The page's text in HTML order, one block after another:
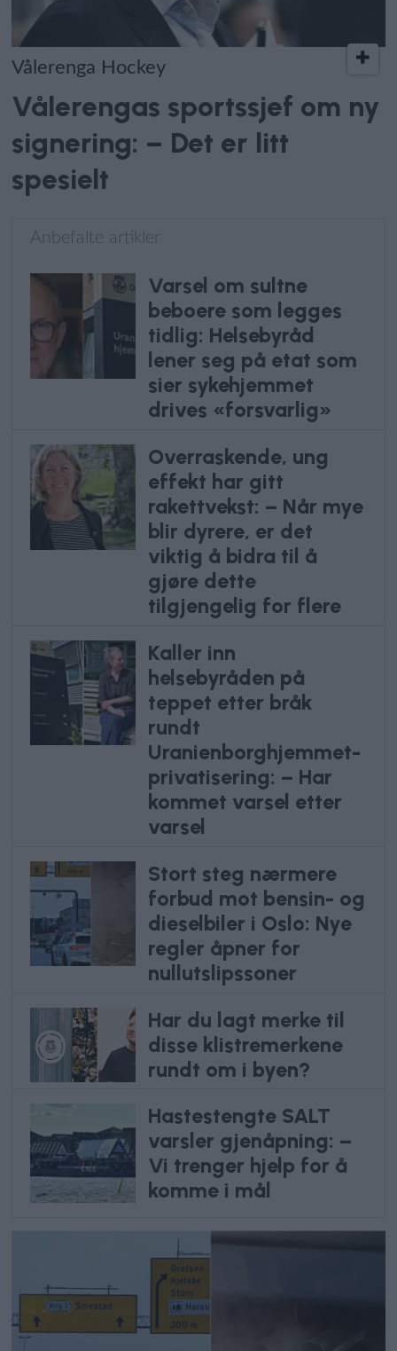
Vålerenga Hockey
Vålerengas sportssjef om ny
signering: – Det er litt
spesielt
Anbefalte artikler
Varsel om sultne
beboere som legges
tidlig: Helsebyråd
lener seg på etat som
sier sykehjemmet
drives «forsvarlig»
Overraskende, ung
effekt har gitt
rakettvekst: – Når mye
blir dyrere, er det
viktig å bidra til å
gjøre dette
tilgjengelig for flere
Kaller inn
helsebyråden på
teppet etter bråk
rundt
Uranienborghjemmet-
privatisering: – Har
kommet varsel etter
varsel
Stort steg nærmere
forbud mot bensin- og
dieselbiler i Oslo: Nye
regler åpner for
nullutslipssoner
Har du lagt merke til
disse klistremerkene
rundt om i byen?
Hastestengte SALT
varsler gjenåpning: –
Vi trenger hjelp for å
komme i mål